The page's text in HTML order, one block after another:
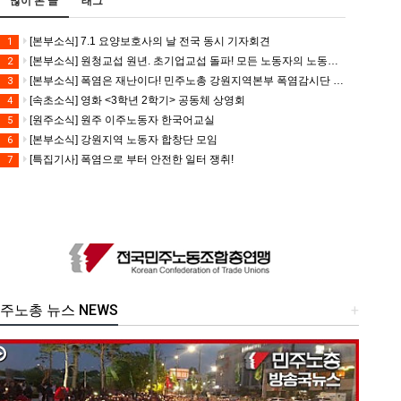
1 [본부소식] 7.1 요양보호사의 날 전국 동시 기자회견
2 [본부소식] 원청교섭 원년. 초기업교섭 돌파! 모든 노동자의 노동기본권 쟁취! 민주노총 7.15 총파업대회
3 [본부소식] 폭염은 재난이다! 민주노총 강원지역본부 폭염감시단 선포 기자회견
4 [속초소식] 영화 <3학년 2학기> 공동체 상영회
5 [원주소식] 원주 이주노동자 한국어교실
6 [본부소식] 강원지역 노동자 합창단 모임
7 [특집기사] 폭염으로 부터 안전한 일터 쟁취!
+
노총 뉴스 NEWS